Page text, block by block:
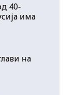
40-
има
на